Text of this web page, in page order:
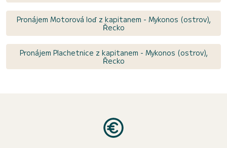
Pronájem Motorová loď z kapitanem - Mykonos (ostrov),
Řecko
Pronájem Plachetnice z kapitanem - Mykonos (ostrov),
Řecko